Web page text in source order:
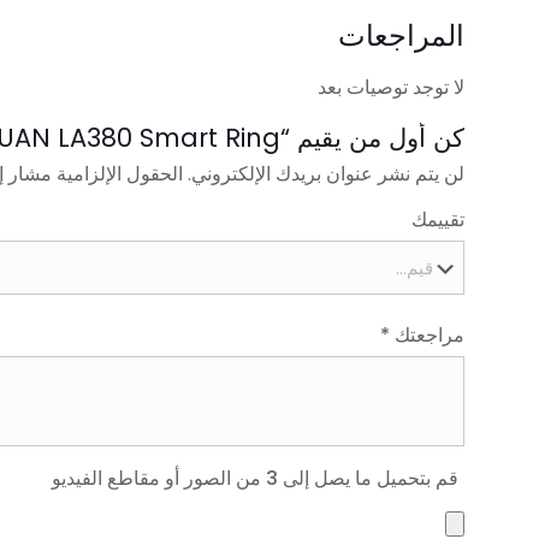
المراجعات
لا توجد توصيات بعد
كن أول من يقيم “NJYUAN LA380 Smart Ring”
لن يتم نشر عنوان بريدك الإلكتروني. الحقول الإلزامية مشار
تقييمك
مراجعتك *
قم بتحميل ما يصل إلى 3 من الصور أو مقاطع الفيديو